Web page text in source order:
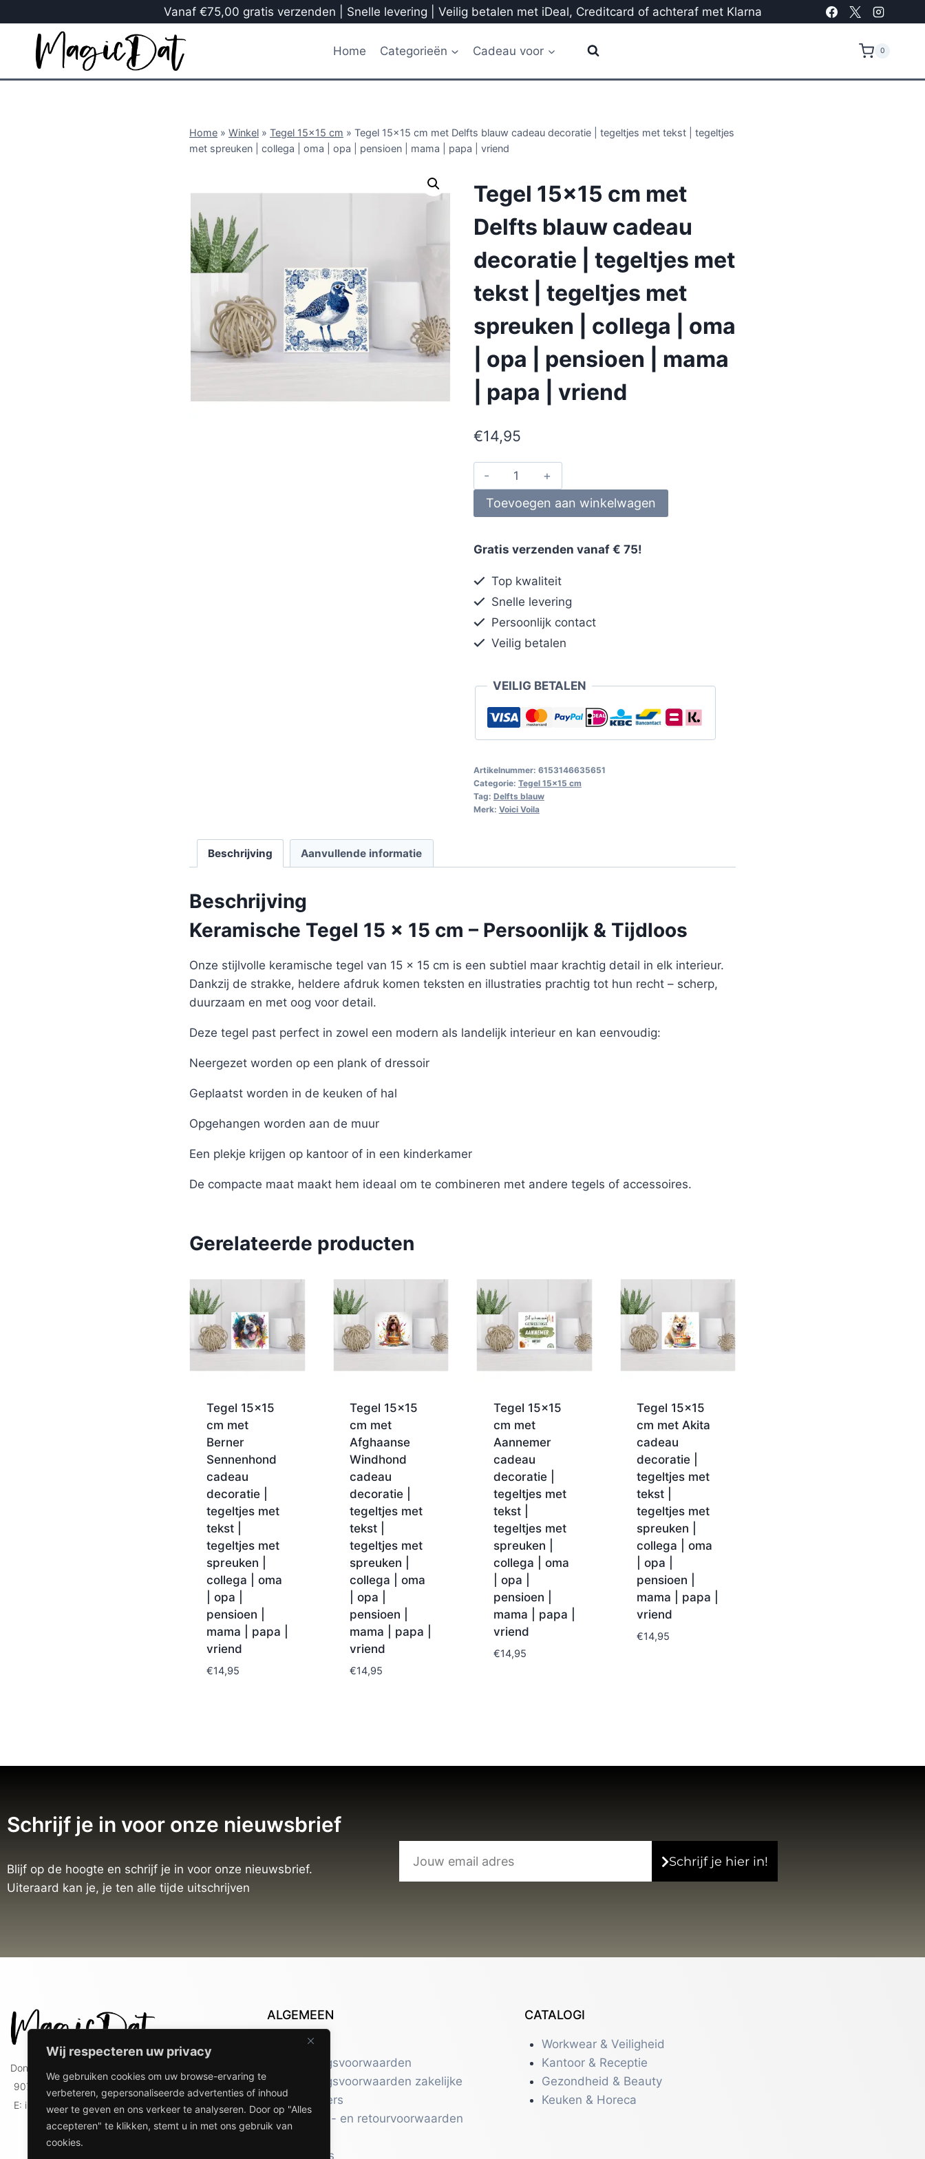
Wij respecteren uw privacy
We gebruiken cookies om uw browse-ervaring te
verbeteren, gepersonaliseerde advertenties of inhoud
weer te geven en ons verkeer te analyseren. Door op "Alles
accepteren" te klikken, stemt u in met ons gebruik van
cookies.
Vanaf €75,00 gratis verzenden | Snelle levering | Veilig betalen met iDeal, Creditcard of achteraf met Klarna
Home Categorieën Cadeau voor 0
Home » Winkel » Tegel 15x15 cm » Tegel 15×15 cm met Delfts blauw cadeau decoratie | tegeltjes met tekst | tegeltjes
met spreuken | collega | oma | opa | pensioen | mama | papa | vriend
Tegel 15×15 cm met
Delfts blauw cadeau
decoratie | tegeltjes met
tekst | tegeltjes met
spreuken | collega | oma
| opa | pensioen | mama
| papa | vriend
€14,95
Toevoegen aan winkelwagen
Gratis verzenden vanaf € 75!
Top kwaliteit
Snelle levering
Persoonlijk contact
Veilig betalen
VEILIG BETALEN
Artikelnummer: 6153146635651
Categorie: Tegel 15x15 cm
Tag: Delfts blauw
Merk: Voici Voila
Beschrijving Aanvullende informatie
Beschrijving
Keramische Tegel 15 x 15 cm – Persoonlijk & Tijdloos
Onze stijlvolle keramische tegel van 15 x 15 cm is een subtiel maar krachtig detail in elk interieur.
Dankzij de strakke, heldere afdruk komen teksten en illustraties prachtig tot hun recht – scherp,
duurzaam en met oog voor detail.
Deze tegel past perfect in zowel een modern als landelijk interieur en kan eenvoudig:
Neergezet worden op een plank of dressoir
Geplaatst worden in de keuken of hal
Opgehangen worden aan de muur
Een plekje krijgen op kantoor of in een kinderkamer
De compacte maat maakt hem ideaal om te combineren met andere tegels of accessoires.
Gerelateerde producten
Tegel 15×15
cm met
Berner
Sennenhond
cadeau
decoratie |
tegeltjes met
tekst |
tegeltjes met
spreuken |
collega | oma
| opa |
pensioen |
mama | papa |
vriend
€14,95
Tegel 15×15
cm met
Afghaanse
Windhond
cadeau
decoratie |
tegeltjes met
tekst |
tegeltjes met
spreuken |
collega | oma
| opa |
pensioen |
mama | papa |
vriend
€14,95
Tegel 15×15
cm met
Aannemer
cadeau
decoratie |
tegeltjes met
tekst |
tegeltjes met
spreuken |
collega | oma
| opa |
pensioen |
mama | papa |
vriend
€14,95
Tegel 15×15
cm met Akita
cadeau
decoratie |
tegeltjes met
tekst |
tegeltjes met
spreuken |
collega | oma
| opa |
pensioen |
mama | papa |
vriend
€14,95
Schrijf je in voor onze nieuwsbrief
Blijf op de hoogte en schrijf je in voor onze nieuwsbrief.
Uiteraard kan je, je ten alle tijde uitschrijven
Schrijf je hier in!
Doniaweg 9
9074 AE Hallum
E: info@magicdat.nl
ALGEMEEN
Contact
Leveringsvoorwaarden
Leveringsvoorwaarden zakelijke
gebruikers
Verzend- en retourvoorwaarden
Over ons
CATALOGI
Workwear & Veiligheid
Kantoor & Receptie
Gezondheid & Beauty
Keuken & Horeca